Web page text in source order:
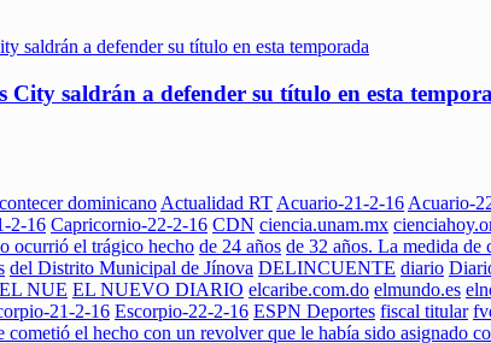
City saldrán a defender su título en esta
dominicano Actualidad RT Acuario-21-2-16 Acuario-
2-16 Capricornio-22-2-16 CDN ciencia.unam.mx
ocurrió el trágico hecho de 24 años de 32 años. La medida
del Distrito Municipal de Jínova DELINCUENTE diario
EL NUE EL NUEVO DIARIO elcaribe.com.do elmundo.es
21-2-16 Escorpio-22-2-16 ESPN Deportes fiscal titular
cometió el hecho con un revolver que le había sido asignado